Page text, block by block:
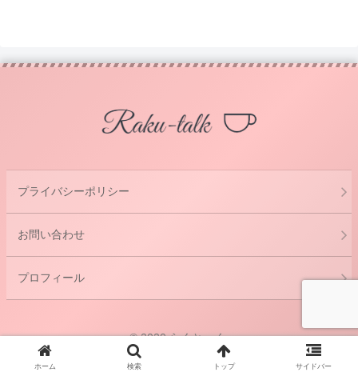
プライバシーポリシー
お問い合わせ
プロフィール
© 2020 らくとーく.
ホーム 検索 トップ サイドバー